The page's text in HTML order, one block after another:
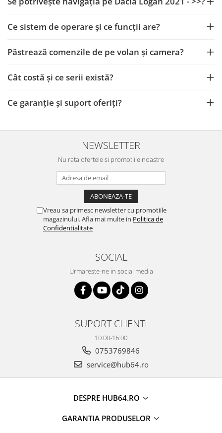
Camere Iveco
Camere Citroen
Camere Peugeot
Camere Hyundai
Camere Nissan
Camere Alfa Romeo
Camere Mitsubishi
Ce sistem de operare și ce funcții are?
Păstrează comenzile de pe volan și camera?
Cât costă și ce serii există?
Ce garanție și suport oferiți?
NEWSLETTER
Nu rata ofertele si promotiile noastre
Vreau sa primesc newsletter cu promotiile
magazinului. Afla mai multe in Politica de
Confidentialitate
SOCIAL
Urmareste-ne in social media
SUPORT CLIENTI
10:00-16:00
0753769846
service@hub64.ro
DESPRE HUB64.RO
GARANTIA PRODUSELOR